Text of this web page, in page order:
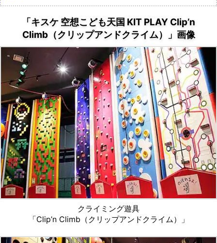
「キスケ 空想こども天国 KIT PLAY Clip’n
Climb（クリップアンドクライム）」画像
クライミング遊具
「Clip’n Climb（クリップアンドクライム）」